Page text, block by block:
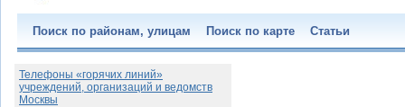
Поиск по районам, улицам Поиск по карте Статьи
Телефоны «горячих линий»
учреждений, организаций и ведомств
Москвы